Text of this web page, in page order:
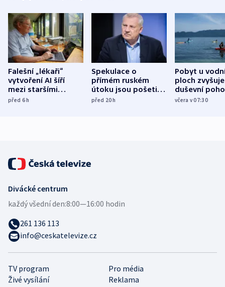
Falešní „lékaři“
vytvoření AI šíří
mezi staršími
Poláky nebezpečné
před 6h
Spekulace o
přímém ruském
útoku jsou pošetilé,
míní estonský
před 20h
Pobyt u
ploch zvyšuje
duševní
ukázala
včera v 07:30
TV program
Pro média
Živé vysílání
Reklama
Divácké centrum
každý všední den:8:00—16:00 hodin
261 136 113
info@ceskatelevize.cz